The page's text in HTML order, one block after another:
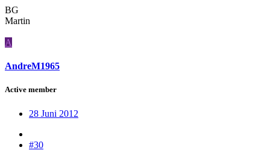
BG
Martin
A
AndreM1965
Active member
28 Juni 2012
#30